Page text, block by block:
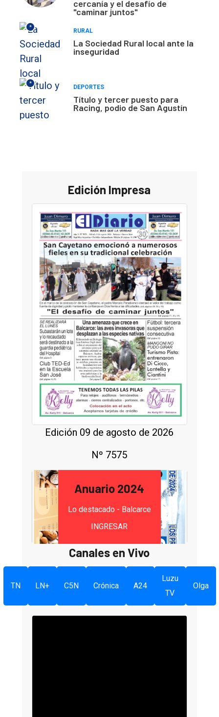
cercanía y el desafío de
"caminar juntos"
*
RURAL
La Sociedad Rural local ante la
inseguridad
*
DEPORTES
Título y tercer puesto para
Racing, podio de San Agustín
Edición Impresa
Edición 09 de agosto de 2026
Nº 7575
Anuario 2024
Lo destacado - Balcarce
INGRESAR
Canales en Vivo
TN LN+ C5N Crónica A24
Luzu
TV
Olga